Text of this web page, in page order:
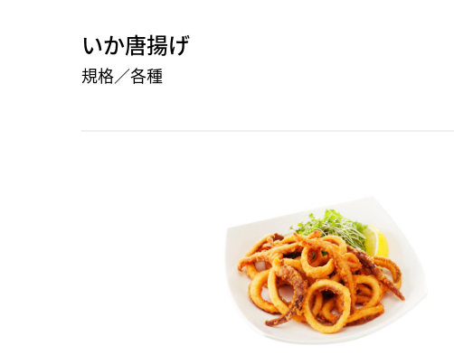
いか唐揚げ
規格／各種